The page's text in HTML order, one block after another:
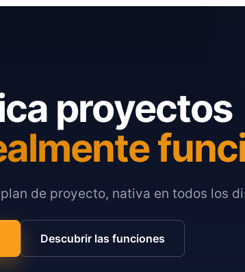
proyectos
de proyecto, nativa en todos los
Descubrir las funciones